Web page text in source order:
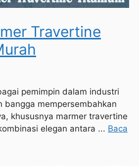
Travertine
pemimpin dalam industri
bangga mempersembahkan
khususnya marmer travertine
elegan antara ... Baca